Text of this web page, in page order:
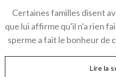
Certaines familles disent
que lui affirme qu'il n'a rien
sperme a fait le bonheur de
Lire la